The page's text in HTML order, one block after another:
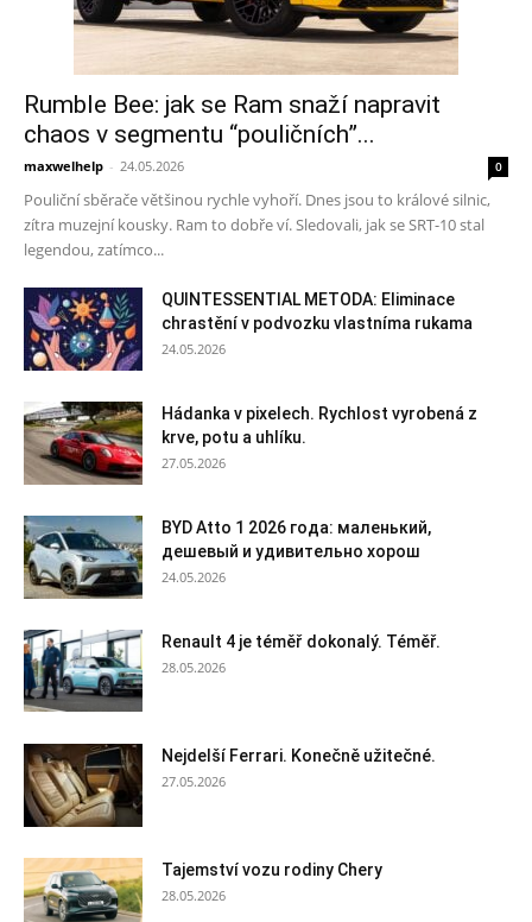
Rumble Bee: jak se Ram snaží napravit
chaos v segmentu “pouličních”...
maxwelhelp - 24.05.2026 0
Pouliční sběrače většinou rychle vyhoří. Dnes jsou to králové silnic,
zítra muzejní kousky. Ram to dobře ví. Sledovali, jak se SRT-10 stal
legendou, zatímco...
QUINTESSENTIAL METODA: Eliminace
chrastění v podvozku vlastníma rukama
24.05.2026
Hádanka v pixelech. Rychlost vyrobená z
krve, potu a uhlíku.
27.05.2026
BYD Atto 1 2026 года: маленький,
дешевый и удивительно хорош
24.05.2026
Renault 4 je téměř dokonalý. Téměř.
28.05.2026
Nejdelší Ferrari. Konečně užitečné.
27.05.2026
Tajemství vozu rodiny Chery
28.05.2026